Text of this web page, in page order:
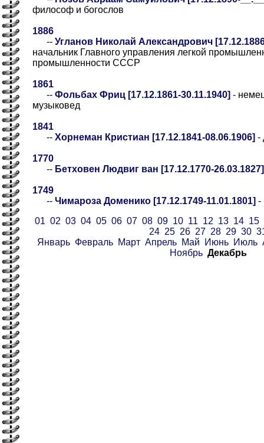
философ и богослов
1886
-- Угланов Николай Александрович
начальник Главного управления легкой
промышленности СССР
1861
-- Фольбах Фриц [17.12.1861-30.11.1940] -
музыковед
1841
-- Хорнеман Кристиан [17.12.1841-08.06.1906] -
1770
-- Бетховен Людвиг ван [17.12.1770-26.03.1827]
1749
-- Чимароза Доменико [17.12.1749-11.01.1801] -
01 02 03 04 05 06 07 08 09 10 11 12 13 14 15
24 25 26 27 28 29 30
Январь Февраль Март Апрель Май Июнь Июль
Ноябрь Декабрь